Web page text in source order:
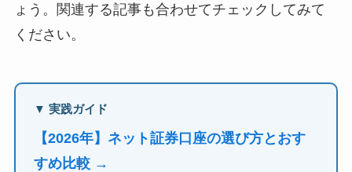
ょう。関連する記事も合わせてチェックしてみて
ください。
▼ 実践ガイド
【2026年】ネット証券口座の選び方とおす
すめ比較 →